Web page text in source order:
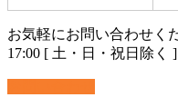
お気軽にお問い合わせく
17:00 [ 土・日・祝日除く ]